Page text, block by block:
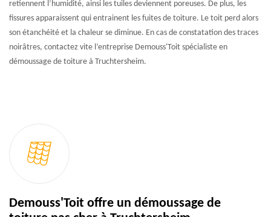
retiennent l’humidité, ainsi les tuiles deviennent poreuses. De plus, les
fissures apparaissent qui entrainent les fuites de toiture. Le toit perd alors
son étanchéité et la chaleur se diminue. En cas de constatation des traces
noirâtres, contactez vite l’entreprise Demouss'Toit spécialiste en
démoussage de toiture à Truchtersheim.
Demouss'Toit offre un démoussage de